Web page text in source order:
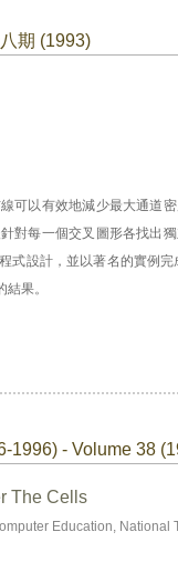
期 (1993)
可以有效地減少最大通道
對每一個交叉圖形各找出
式設計，並以著名的實例
果。
1996) - Volume 38
The Cells
Education, National